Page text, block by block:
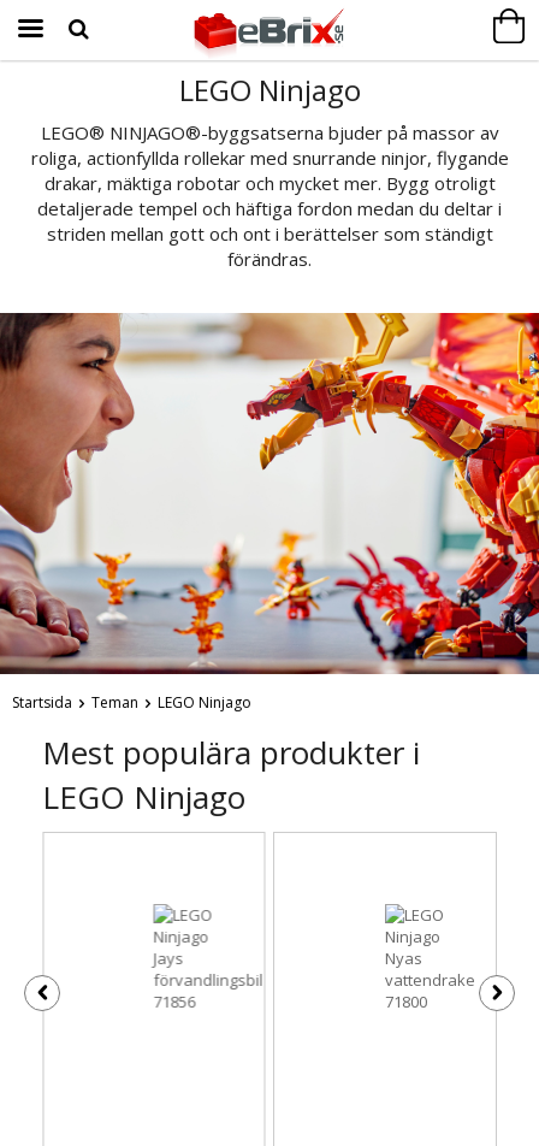
Produkten har blivit tillagd i varukorgen
LEGO Ninjago
LEGO® NINJAGO®-byggsatserna bjuder på massor av
roliga, actionfyllda rollekar med snurrande ninjor, flygande
drakar, mäktiga robotar och mycket mer. Bygg otroligt
detaljerade tempel och häftiga fordon medan du deltar i
striden mellan gott och ont i berättelser som ständigt
förändras.
Startsida Teman LEGO Ninjago
Mest populära produkter i
LEGO Ninjago